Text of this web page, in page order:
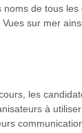
de tous
sur mer
les
à